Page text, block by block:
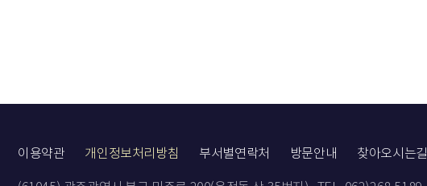
이용약관 개인정보처리방침 부서별연락처 방문안내 찾아오시는길